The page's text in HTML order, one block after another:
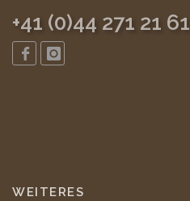
+41 (0)44 271 21 61
WEITERES